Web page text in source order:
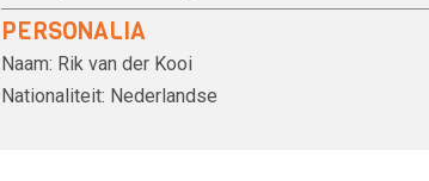
PERSONALIA
Naam: Rik van der Kooi
Nationaliteit: Nederlandse